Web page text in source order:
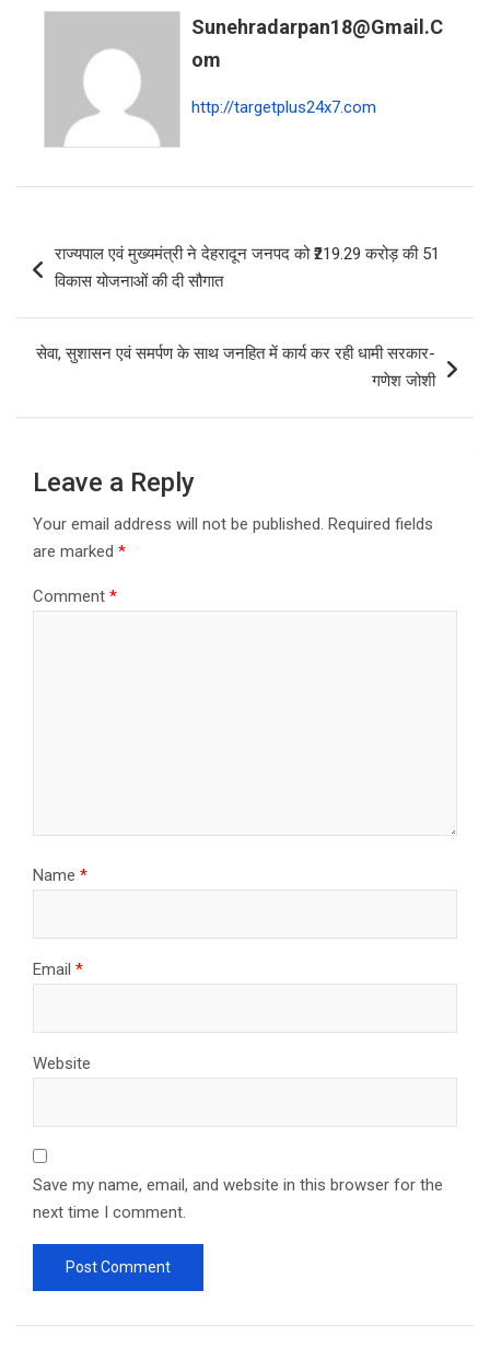
o
o
k
A
p
p
Sunehradarpan18@gmail.c
Om
http://targetplus24x7.com
navigation
राज्यपाल एवं मुख्यमंत्री ने देहरादून जनपद को ₹219.29 करोड़ की 51
विकास योजनाओं की दी सौगात
सेवा, सुशासन एवं समर्पण के साथ जनहित में कार्य कर रही धामी सरकार-
गणेश जोशी
Leave a Reply
Your email address will not be published. Required fields
are marked *
Comment *
Name *
Email *
Website
Save my name, email, and website in this browser for the
next time I comment.